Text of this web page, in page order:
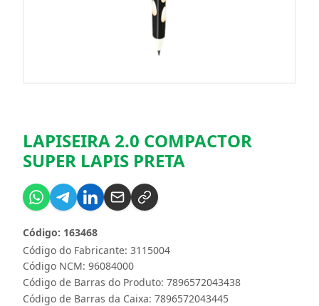
LAPISEIRA 2.0 COMPACTOR
SUPER LAPIS PRETA
Código do Fabricante: 3115004
Código: 163468
Código NCM: 96084000
Código de Barras do Produto: 7896572043438
Código de Barras da Caixa: 7896572043445